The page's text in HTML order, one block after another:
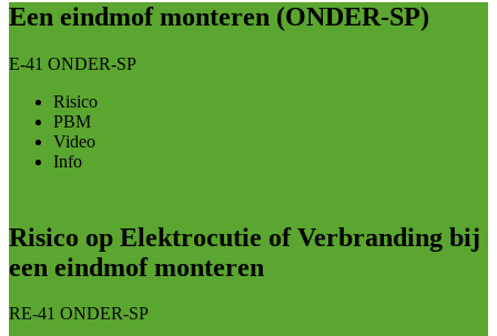
Een eindmof monteren (ONDER-SP)
E-41 ONDER-SP
Risico
PBM
Video
Info
Risico op Elektrocutie of Verbranding bij
een eindmof monteren
RE-41 ONDER-SP